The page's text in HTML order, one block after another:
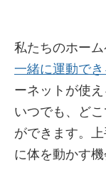
私たちのホー
一緒に運動で
ーネットが使
いつでも、ど
ができます。
に体を動かす機